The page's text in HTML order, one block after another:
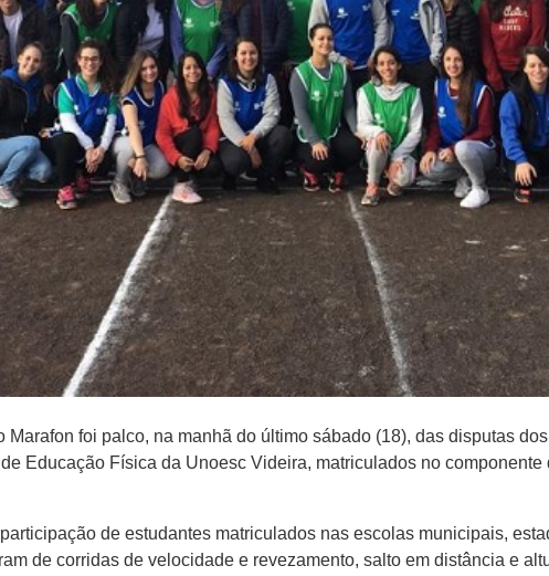
foi palco, na manhã do último sábado (18), das disputas
Educação Física da Unoesc Videira, matriculados no
de estudantes matriculados nas escolas municipais,
de corridas de velocidade e revezamento, salto em distância e